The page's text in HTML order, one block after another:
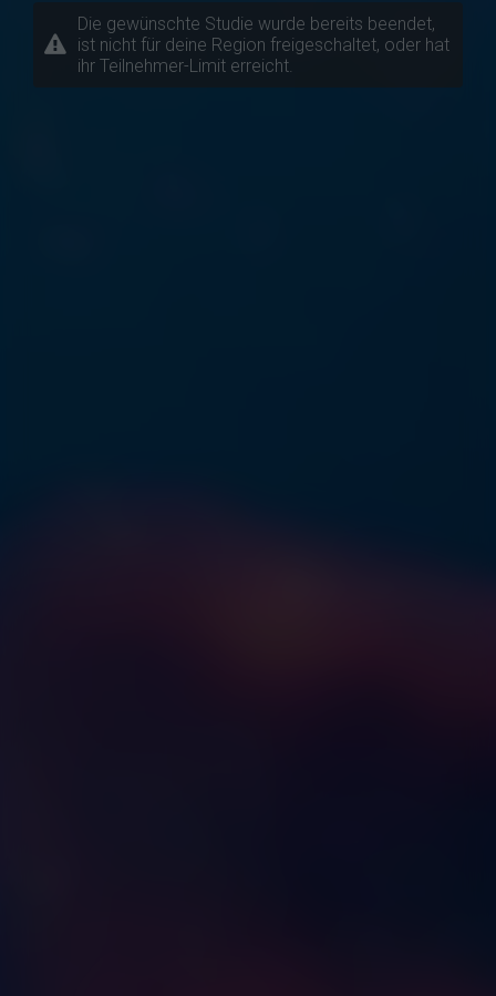
Die gewünschte Studie wurde bereits beendet,
ist nicht für deine Region freigeschaltet, oder hat
ihr Teilnehmer-Limit erreicht.